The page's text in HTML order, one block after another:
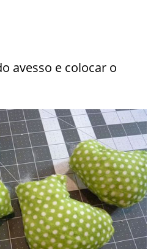
avesso e colocar o